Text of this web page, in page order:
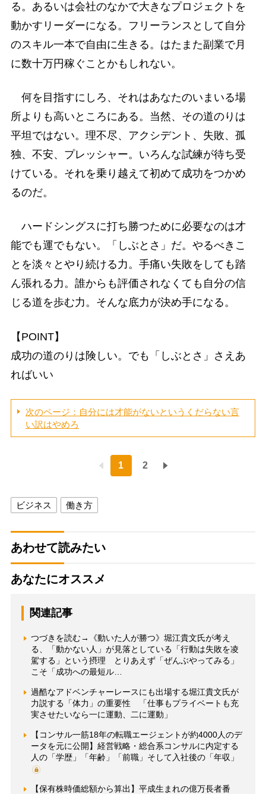
る。あるいは会社のなかで大きなプロジェクトを
動かすリーダーになる。フリーランスとして自分
のスキル一本で自由に生きる。はたまた副業で月
に数十万円稼ぐことかもしれない。
何を目指すにしろ、それはあなたのいまいる場
所よりも高いところにある。当然、その道のりは
平坦ではない。理不尽、アクシデント、失敗、孤
独、不安、プレッシャー。いろんな試練が待ち受
けている。それを乗り越えて初めて成功をつかめ
るのだ。
ハードシングスに打ち勝つために必要なのは才
能でも運でもない。「しぶとさ」だ。やるべきこ
とを淡々とやり続ける力。手痛い失敗をしても踏
ん張れる力。誰からも評価されなくても自分の信
じる道を歩む力。そんな底力が決め手になる。
【POINT】
成功の道のりは険しい。でも「しぶとさ」さえあ
ればいい
次のページ：自分には才能がないというくだらない言
い訳はやめろ
1 2
ビジネス 働き方
あわせて読みたい
あなたにオススメ
関連記事
つづきを読む→《動いた人が勝つ》堀江貴文氏が考え
る、「動かない人」が見落としている「行動は失敗を凌
駕する」という摂理 とりあえず「ぜんぶやってみる」
こそ「成功への最短ル…
過酷なアドベンチャーレースにも出場する堀江貴文氏が
力説する「体力」の重要性 「仕事もプライベートも充
実させたいなら一に運動、二に運動」
【コンサル一筋18年の転職エージェントが約4000人のデ
ータを元に公開】経営戦略・総合系コンサルに内定する
人の「学歴」「年齢」「前職」そして入社後の「年収」
【保有株時価総額から算出】平成生まれの億万長者番